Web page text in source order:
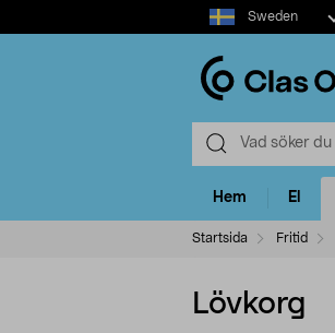
Select
market
Sweden
Hem El
Startsida Fritid
Lövkorg